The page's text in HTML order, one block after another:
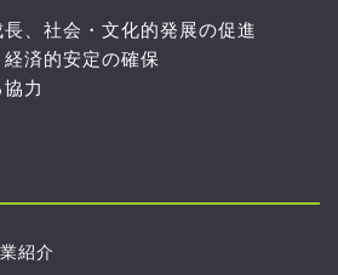
、社会・文化的発展の促進
済的安定の確保
力
紹介